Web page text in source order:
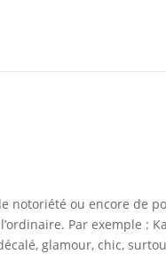
notoriété ou encore de
Par exemple :
glamour, chic,